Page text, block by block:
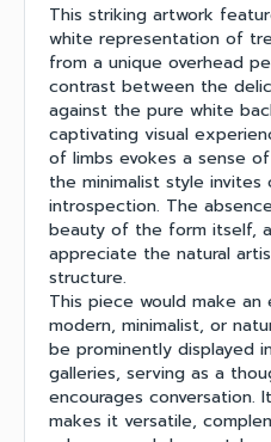
This striking artwork
white representation of
from a unique overhead
contrast between the
against the pure white
captivating visual
of limbs evokes a sense
the minimalist style
introspection. The
beauty of the form itself,
appreciate the natural
structure.
This piece would make
modern, minimalist, or
be prominently displayed
galleries, serving as a
encourages conversation.
makes it versatile,